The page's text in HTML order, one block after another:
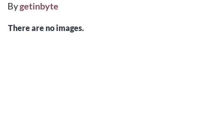
Bygetinbyte
There are no images.